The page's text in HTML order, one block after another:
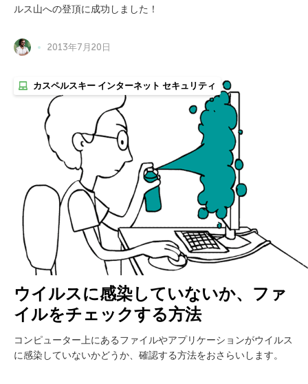
ルス山への登頂に成功しました！
2013年7月20日
カスペルスキー インターネット セキュリティ
ウイルスに感染していないか、ファ
イルをチェックする方法
コンピューター上にあるファイルやアプリケーションがウイルス
に感染していないかどうか、確認する方法をおさらいします。